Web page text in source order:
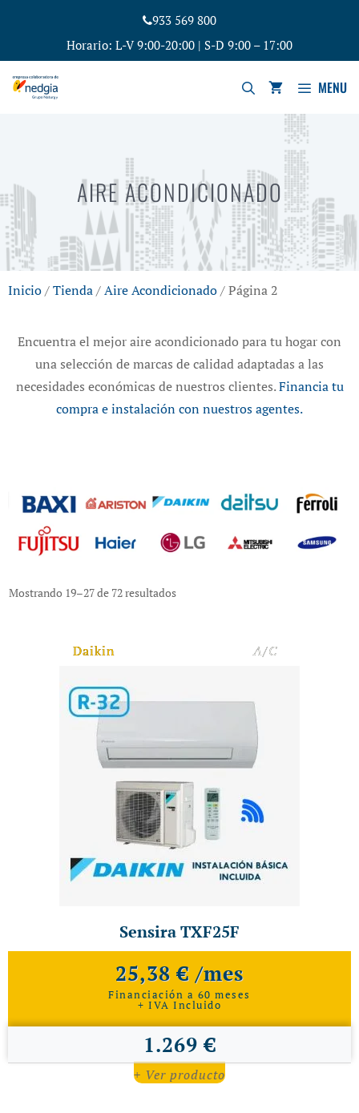
933 569 800
Horario: L-V 9:00-20:00 | S-D 9:00 – 17:00
MENU
AIRE ACONDICIONADO
Inicio/Tienda/Aire Acondicionado/ Página 2
Encuentra el mejor aire acondicionado para tu hogar con
una selección de marcas de calidad adaptadas a las
necesidades económicas de nuestros clientes.Financia tu
compra e instalación con nuestros agentes.
Mostrando 19–27 de 72 resultados
Daikin A/C
Sensira TXF25F
25,38 € /mes
Financiación a 60 meses
+ IVA Incluido
1.269 €
+ Ver producto